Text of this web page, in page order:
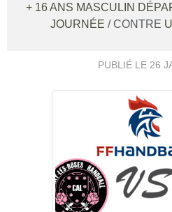
+ 16 ANS MASCULIN
JOURNÉE / CONTRE
PUBLIÉ LE 26